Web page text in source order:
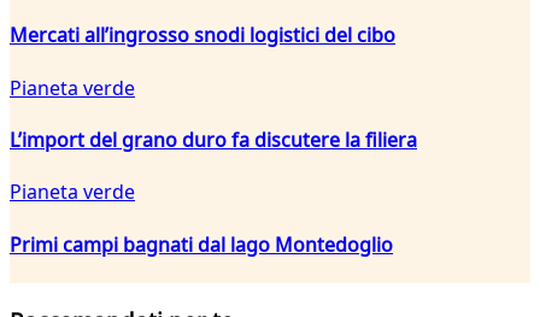
Mercati all’ingrosso snodi logistici del cibo
Pianeta verde
L’import del grano duro fa discutere la filiera
Pianeta verde
Primi campi bagnati dal lago Montedoglio